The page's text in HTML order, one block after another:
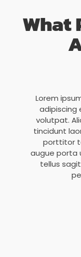
What
Lorem
adipiscing
volutpat.
tincidunt
porttitor
augue porta
tellus